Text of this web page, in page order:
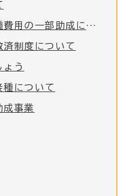
帯状疱疹ワクチン接種費用の一部助成について
制度について
う
種について
成事業